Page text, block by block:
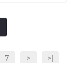
7 > >|